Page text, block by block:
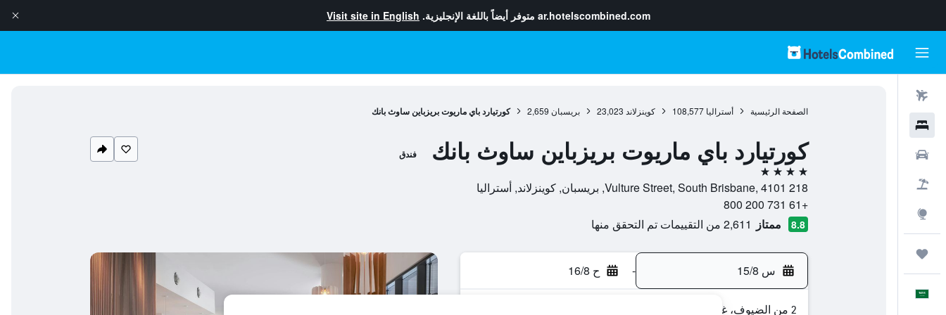
ar.hotelscombined.com متوفر أيضاً باللغة الإنجليزية. Visit site in English
الصفحة الرئيسية أستراليا 108,577 كوينزلاند 23,023 بريسبان 2,659 كورتيارد باي ماريوت بريزباين ساوث بانك
كورتيارد باي ماريوت بريزباين ساوث بانك فندق
4 نجوم
218 Vulture Street, South Brisbane, 4101, بريسبان, كوينزلاند, أستراليا
+61 731 200 800
8.8 ممتاز 2,611 من التقييمات تم التحقق منها
س 15/8 - ح 16/8
2 من الضيوف، غرفة واحدة